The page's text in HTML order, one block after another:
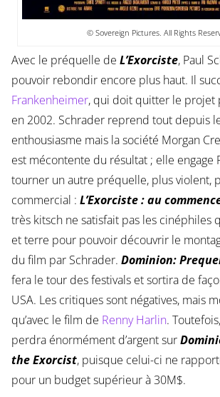
© Sovereign Pictures. All Rights
Avec le préquelle de L’Exorciste, Paul
pouvoir rebondir encore plus haut. Il
Frankenheimer, qui doit quitter le projet
en 2002. Schrader reprend tout depuis
enthousiasme mais la société Morgan
est mécontente du résultat ; elle engage
tourner un autre préquelle, plus violent,
commercial : L’Exorciste : au
très kitsch ne satisfait pas les cinéphiles
et terre pour pouvoir découvrir le
du film par Schrader. Dominion:
fera le tour des festivals et sortira de
USA. Les critiques sont négatives, mais
qu’avec le film de Renny Harlin.
perdra énormément d’argent sur
the Exorcist, puisque celui-ci ne
pour un budget supérieur à 30M$.